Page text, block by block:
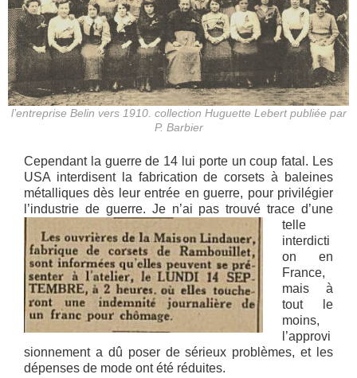
l’entreprise Belin vers 1910. collection Huguette Lebert publiée par
P. Barbier
Cependant la guerre de 14 lui porte un coup fatal. Les
USA interdisent la fabrication de corsets à baleines
métalliques dès leur entrée en guerre, pour privilégier
l’industrie de guerre. Je n’ai pas trouvé trace d’une
telle
interdicti
on en
France,
mais à
tout le
moins,
l’approvi
sionnement a dû poser de sérieux problèmes, et les
dépenses de mode ont été réduites.